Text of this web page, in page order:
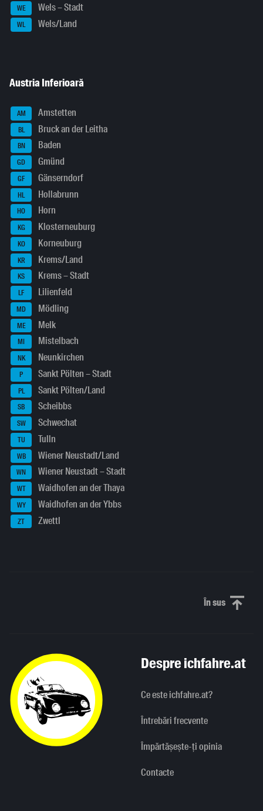
WE Wels – Stadt
WL Wels/Land
Austria Inferioară
AM Amstetten
BL Bruck an der Leitha
BN Baden
GD Gmünd
GF Gänserndorf
HL Hollabrunn
HO Horn
KG Klosterneuburg
KO Korneuburg
KR Krems/Land
KS Krems – Stadt
LF Lilienfeld
MD Mödling
ME Melk
MI Mistelbach
NK Neunkirchen
P Sankt Pölten – Stadt
PL Sankt Pölten/Land
SB Scheibbs
SW Schwechat
TU Tulln
WB Wiener Neustadt/Land
WN Wiener Neustadt – Stadt
WT Waidhofen an der Thaya
WY Waidhofen an der Ybbs
ZT Zwettl
În susDerulați
Despre ichfahre.at
Ce este ichfahre.at?
Întrebări frecvente
Împărtășește-ți opinia
Contacte